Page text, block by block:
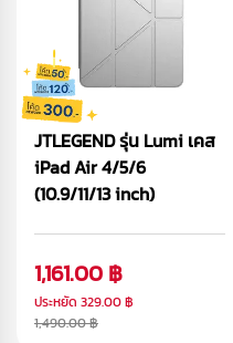
JTLEGEND รุ่น Lumi เคส
iPad Air 4/5/6
(10.9/11/13 inch)
1,161.00 ฿
ประหยัด 329.00 ฿
1,490.00 ฿